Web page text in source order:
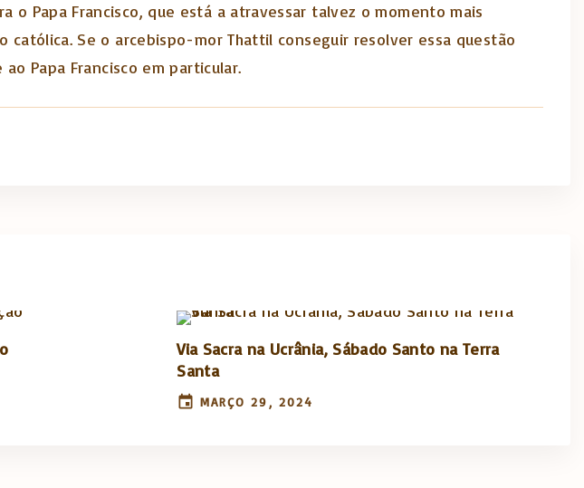
o Papa Francisco, que está a atravessar talvez o momento mais
Se o arcebispo-mor Thattil conseguir resolver essa questão
Papa Francisco em particular.
Via Sacra na Ucrânia, Sábado Santo na Terra
Santa
MARÇO 29, 2024